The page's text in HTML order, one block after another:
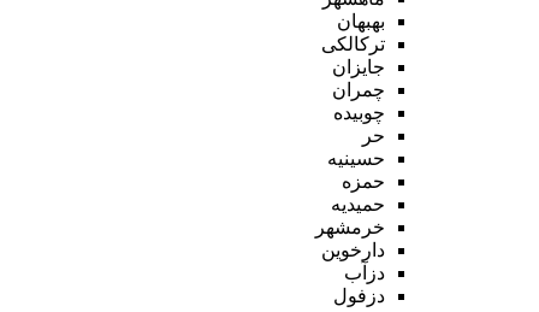
بهبهان
ترکالکی
جایزان
چمران
چوبیده
حر
حسینیه
حمزه
حمیدیه
خرمشهر
دارخوین
دزآب
دزفول